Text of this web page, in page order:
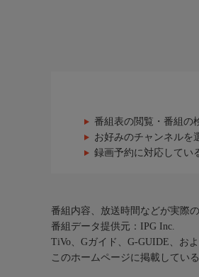
番組表の閲覧・番組の
お好みのチャンネルを
録画予約に対応してい
番組内容、放送時間などが実際
番組データ提供元：IPG Inc.
TiVo、Gガイド、G-GUIDE、お
このホームページに掲載してい